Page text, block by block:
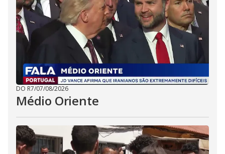
DO R7/07/08/2026
Médio Oriente